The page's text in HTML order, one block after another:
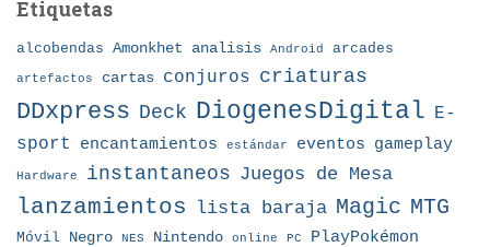
Etiquetas
alcobendas Amonkhet analisis Android arcades
artefactos cartas conjuros criaturas
DDxpress Deck DiogenesDigital E-
sport
encantamientos estándar eventos gameplay
Hardware instantaneos Juegos de Mesa
lanzamientos lista baraja Magic MTG
Móvil Negro NES Nintendo online PC PlayPokémon